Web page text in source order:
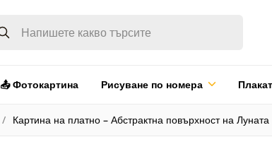
📤 Фотокартина Рисуване по номера
Картина на платно – Абстрактна повърхност на Луната